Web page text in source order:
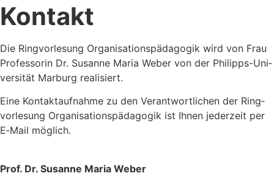
Kontakt
Die Ring­vor­le­sung Orga­ni­sa­ti­ons­päd­ago­gik wird von Frau
Pro­fes­so­rin Dr. Susan­ne Maria Weber von der Phil­ipps-Uni­
ver­si­tät Mar­burg rea­li­siert.
Eine Kon­takt­auf­nah­me zu den Ver­ant­wort­li­chen der Ring­
vor­le­sung Orga­ni­sa­ti­ons­päd­ago­gik ist Ihnen jeder­zeit per
E‑Mail mög­lich.
Prof. Dr. Susan­ne Maria Weber